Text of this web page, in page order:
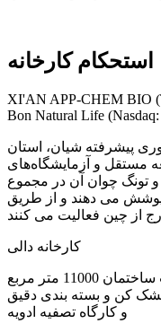
استحکام کارخانه
XI'AN APP-CHEM BIO
Bon Natural Life
شرکت در منطقه{0}فناوری پیشرفته شیان، استان
مستقل و آزمایشگاه‌های
تونگ چوان آن در مجموع
متر مربع را پوشش می دهند و از طریق
کارخانه دالی
خشک کن و بسته بندی دقیق
و کارگاه تصفیه ادویه